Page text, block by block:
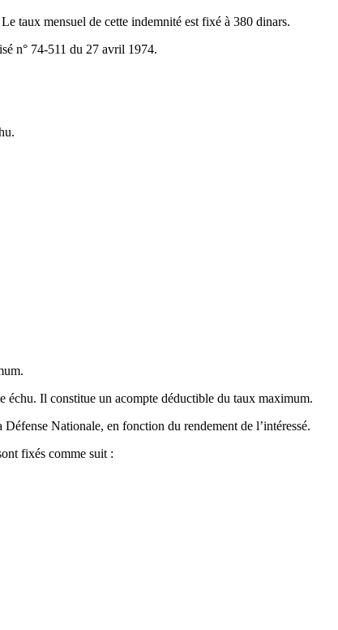
taux mensuel de cette indemnité est fixé à 380 dinars.
n° 74-511 du 27 avril 1974.
échu. Il constitue un acompte déductible du taux maximum.
Nationale, en fonction du rendement de l’intéressé.
fixés comme suit :